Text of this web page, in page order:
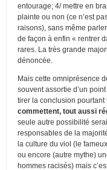
entourage; 4/ mettre en
plainte ou non (ce n’est
raisons), sans même
de façon à enfin « rentrer
rares. La très grande
dénoncée.
Mais cette omniprésence
souvent assortie d’un
tirer la conclusion pourtant
commettent, tout aussi
seule autre possibilité
responsables de la
la culture du viol (le
ou encore (autre mythe)
hommes racisés) mais